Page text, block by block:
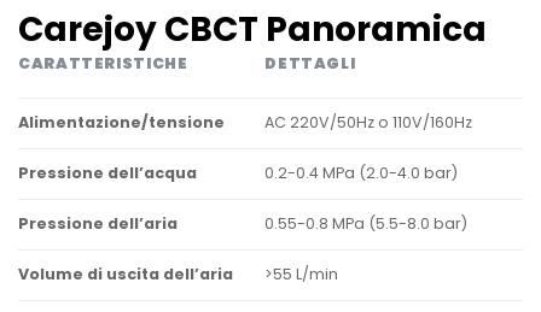
Carejoy CBCT Panoramica
CARATTERISTICHE DETTAGLI
Alimentazione/tensione AC 220V/50Hz o 110V/160Hz
Pressione dell’acqua 0.2-0.4 MPa (2.0-4.0 bar)
Pressione dell’aria 0.55-0.8 MPa (5.5-8.0 bar)
Volume di uscita dell’aria >55 L/min